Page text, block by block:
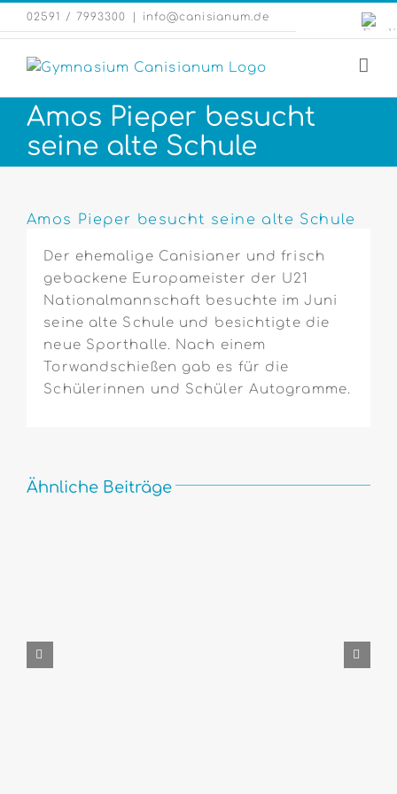
Zum
Inhalt
springen
02591 / 7993300 info@canisianum.de
Amos Pieper besucht
seine alte Schule
grösseres
Amos Pieper besucht seine alte Schule
Der ehemalige Canisianer und frisch
gebackene Europameister der U21
Nationalmannschaft besuchte im Juni
seine alte Schule und besichtigte die
neue Sporthalle. Nach einem
Torwandschießen gab es für die
Schülerinnen und Schüler Autogramme.
Ähnliche Beiträge